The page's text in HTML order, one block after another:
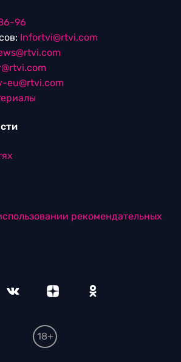
96
Infortvi@rtvi.com
eu@rtvi.com
рекомендательных
18+